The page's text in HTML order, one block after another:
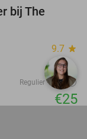
bij The
9.7 star
Regulier €35
€25